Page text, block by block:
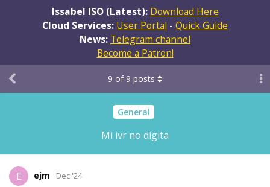
Issabel ISO (Latest): Download Here
Cloud Services: User Portal - Quick Guide
News: Telegram channel
Become a Patron!
General
Mi ivr no digita
9 of 9 posts
E ejm Dec '24